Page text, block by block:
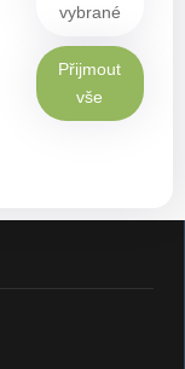
vybrané
Přijmout
vše